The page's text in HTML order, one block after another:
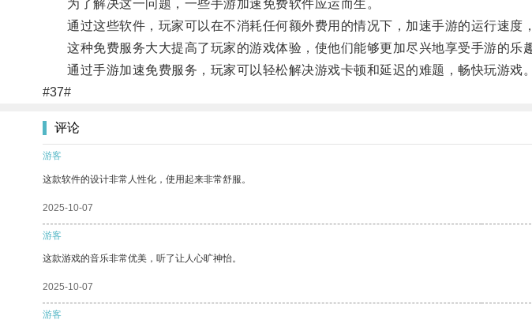
为了解决这一问题，一些手游加速免费软件应运而生。
通过这些软件，玩家可以在不消耗任何额外费用的情况下，加速手游的运行速度
这种免费服务大大提高了玩家的游戏体验，使他们能够更加尽兴地享受手游的乐趣
通过手游加速免费服务，玩家可以轻松解决游戏卡顿和延迟的难题，畅快玩游戏。
#37#
评论
游客
这款软件的设计非常人性化，使用起来非常舒服。
2025-10-07
游客
这款游戏的音乐非常优美，听了让人心旷神怡。
2025-10-07
游客